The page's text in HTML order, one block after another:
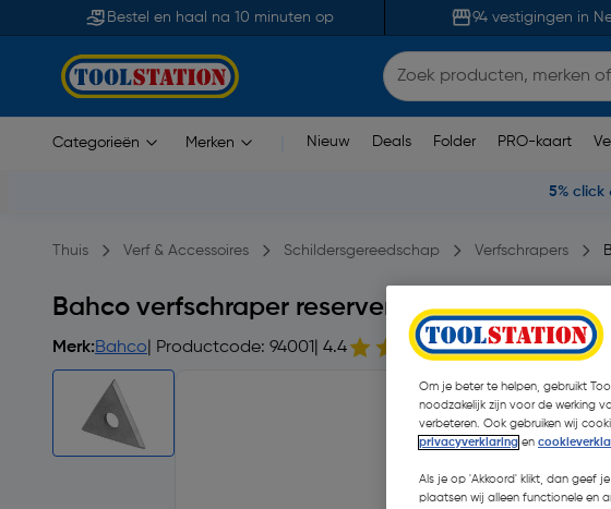
Bestel en haal na 10 minuten op 94 vestigingen in
Categorieën Merken Nieuw Deals Folder PRO-kaart
5% click
Thuis Verf & Accessoires Schildersgereedschap Verfschrapers
Bahco verfschraper reservemes driehoek HM
Merk:Bahco | Productcode: 94001 | 4.4 8 opmerking(en)
Om je beter te helpen, gebruikt
noodzakelijk zijn voor de werking
verbeteren. Ook gebruiken wij
privacyverklaring en
Als je op 'Akkoord' klikt, dan geef
plaatsen wij alleen functionele en